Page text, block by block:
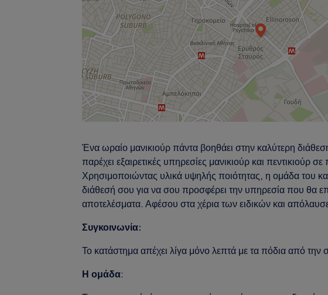
Ένα ωραίο μανικιούρ πάντα βοηθάει στην καλύτερη
παρέχει εξαιρετικές υπηρεσίες μανικιούρ και πεντικιούρ
Χρησιμοποιώντας υλικά υψηλής ποιότητας, η ομάδα του
διάθεσή σου για να σου προσφέρει την υπηρεσία που θα
αποτελέσματα. Αφέσου στα χέρια των ειδικών και
Συγκοινωνία:
Το κατάστημα απέχει λίγα μόνο λεπτά με τα πόδια από
Η ομάδα: